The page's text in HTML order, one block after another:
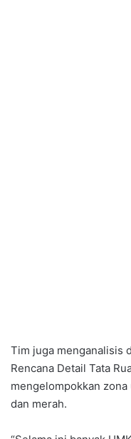
Tim juga menganalisis
Rencana Detail Tata
mengelompokkan
dan merah.